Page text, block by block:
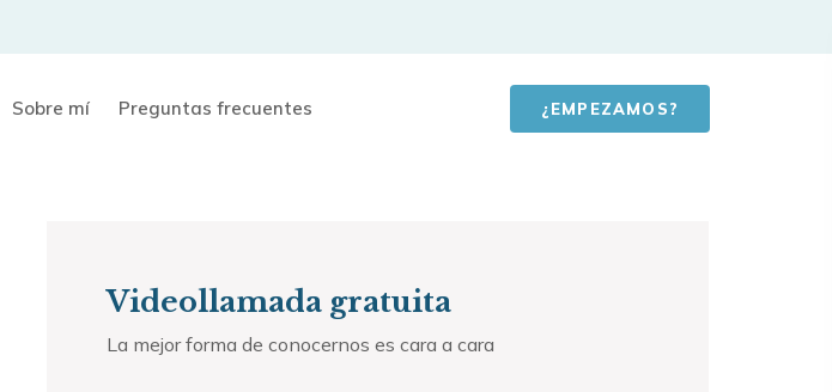
¿EMPEZAMOS?
Sobre mí Preguntas frecuentes
Videollamada gratuita
La mejor forma de conocernos es cara a cara